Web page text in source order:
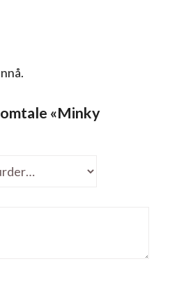
«Minky